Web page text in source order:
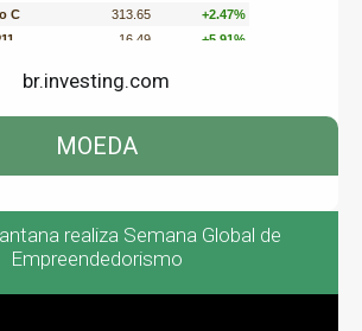
br.investing.com
MOEDA
realiza Semana Global de
Empreendedorismo